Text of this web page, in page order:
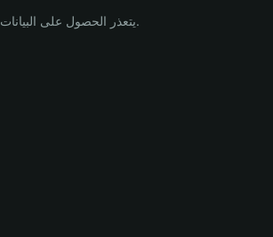
Português (Brasil)
يتعذر الحصول على البيانات.